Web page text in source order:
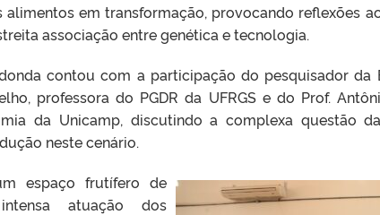
em transformação, provocando reflexões
associação entre genética e tecnologia.
contou com a participação do pesquisador da
professora do PGDR da UFRGS e do Prof.
da Unicamp, discutindo a complexa questão
neste cenário.
espaço frutífero de
atuação dos